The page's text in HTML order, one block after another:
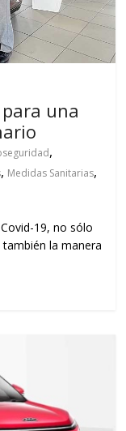
una
,
, Medidas Sanitarias,
19, no sólo
la manera